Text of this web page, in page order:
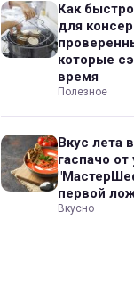
Как
для
которые
время
Полезное
Вкус лета
гаспачо
первой
Вкусно